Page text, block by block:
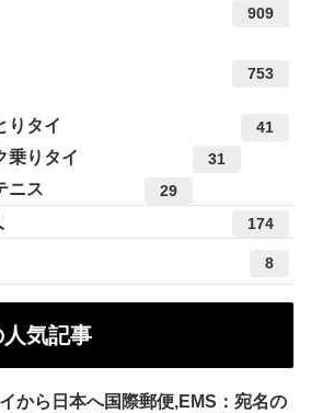
909
753
りタイ 41
乗りタイ 31
ニス 29
174
8
気記事
から日本へ国際郵便,EMS：宛名の